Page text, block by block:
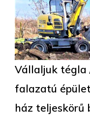
Vállaljuk tégla
falazatú
ház teljeskörű